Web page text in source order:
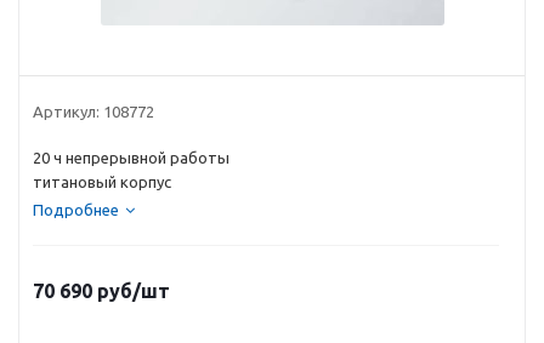
Артикул: 108772
20 ч непрерывной работы
титановый корпус
Подробнее
70 690 руб/шт